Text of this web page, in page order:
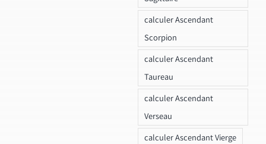
calculer Ascendant
Scorpion
calculer Ascendant
Taureau
calculer Ascendant
Verseau
calculer Ascendant Vierge